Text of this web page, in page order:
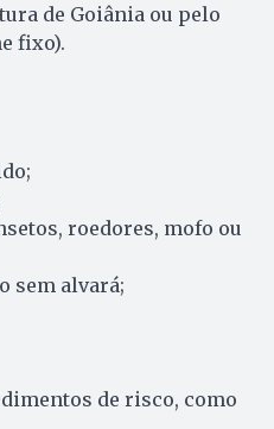
de Goiânia ou pelo
fixo).
roedores, mofo ou
sem alvará;
de risco, como